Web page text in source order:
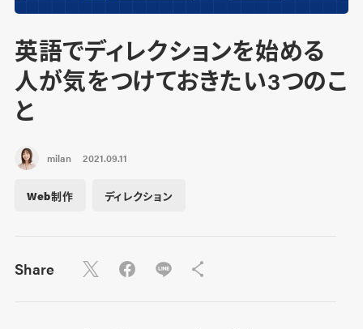
英語でディレクションを始める
人が気をつけておきたい3つのこ
と
milan 2021.09.11
Web制作 ディレクション
Share